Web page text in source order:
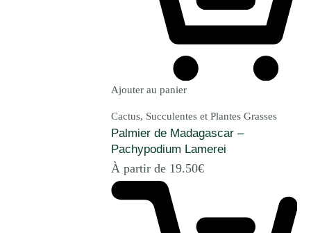
Ajouter au panier
Cactus, Succulentes et Plantes Grasses
Palmier de Madagascar –
Pachypodium Lamerei
À partir de 19.50€